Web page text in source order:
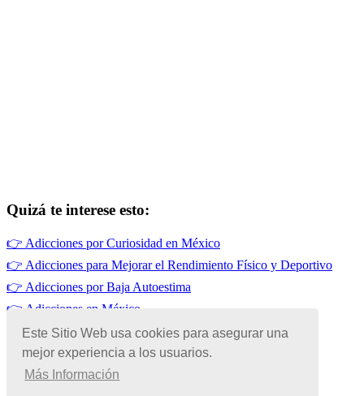
Este Sitio Web usa cookies para asegurar una
mejor experiencia a los usuarios.
Más Información
Quizá te interese esto:
👉 Adicciones por Curiosidad en México
👉 Adicciones para Mejorar el Rendimiento Físico y Deportivo
👉 Adicciones por Baja Autoestima
👉 Adicciones en México
👉Tabaquismo en México
👉Adicciones por Enfermedades Mentales en México
© Copyright 2026 | Todos los Derechos Reservados